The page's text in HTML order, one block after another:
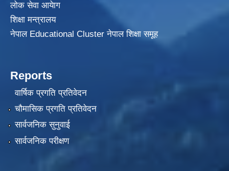
लोक सेवा आयेाग
शिक्षा मन्त्रालय
नेपाल Educational Cluster नेपाल शिक्षा समूह
Reports
वार्षिक प्रगति प्रतिवेदन
चौमासिक प्रगति प्रतिवेदन
सार्वजनिक सुनुवाई
सार्वजनिक परीक्षण